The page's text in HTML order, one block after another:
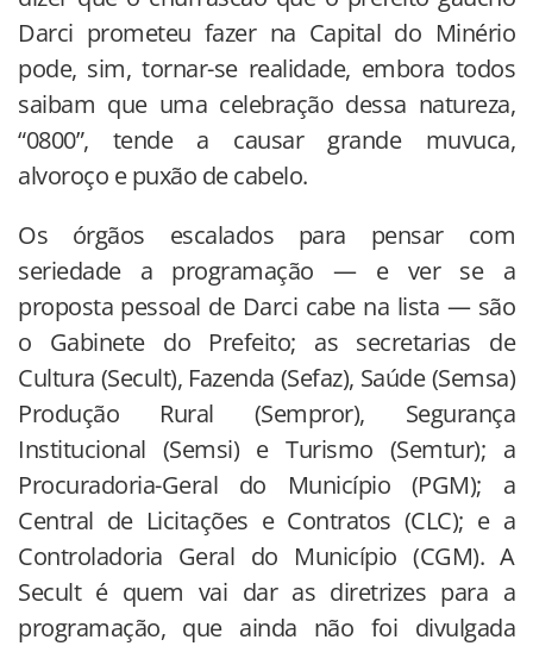
Darci prometeu fazer na Capital do Minério
pode, sim, tornar-se realidade, embora todos
saibam que uma celebração dessa natureza,
“0800”, tende a causar grande muvuca,
alvoroço e puxão de cabelo.
Os órgãos escalados para pensar com
seriedade a programação — e ver se a
proposta pessoal de Darci cabe na lista — são
o Gabinete do Prefeito; as secretarias de
Cultura (Secult), Fazenda (Sefaz), Saúde (Semsa)
Produção Rural (Sempror), Segurança
Institucional (Semsi) e Turismo (Semtur); a
Procuradoria-Geral do Município (PGM); a
Central de Licitações e Contratos (CLC); e a
Controladoria Geral do Município (CGM). A
Secult é quem vai dar as diretrizes para a
programação, que ainda não foi divulgada